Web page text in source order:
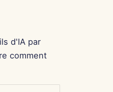
Italiano
日本語
d'IA par
comment